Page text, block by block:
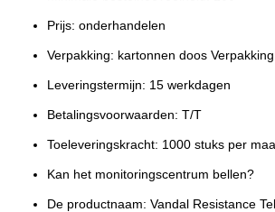
Prijs: onderhandelen
Verpakking: kartonnen doos Verpakking
Leveringstermijn: 15 werkdagen
Betalingsvoorwaarden: T/T
Toeleveringskracht: 1000 stuks per
Kan het monitoringscentrum bellen?
De productnaam: Vandal Resistance